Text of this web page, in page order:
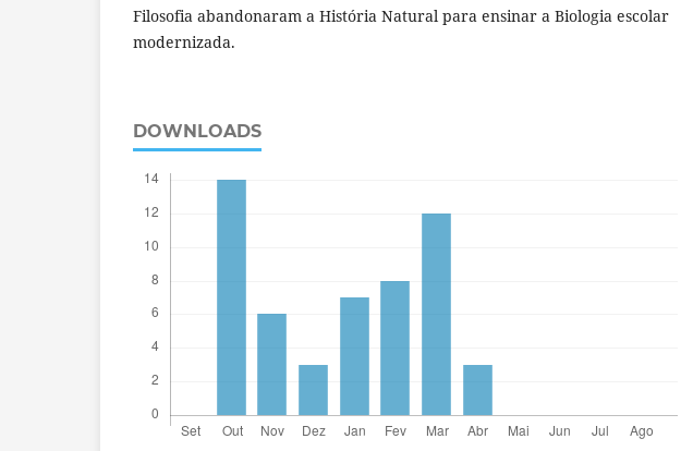
Filosofia abandonaram a História Natural para ensinar a Biologia escolar
modernizada.
DOWNLOADS